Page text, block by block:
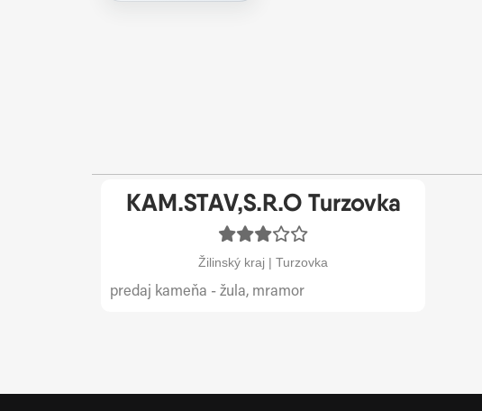
KAM.STAV,S.R.O Turzovka
Žilinský kraj | Turzovka
predaj kameňa - žula, mramor